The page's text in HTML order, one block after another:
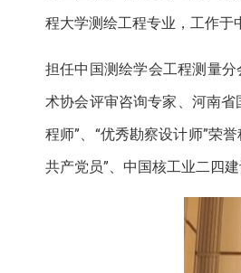
程大学测绘工程专业，工作
担任中国测绘学会工程测量
术协会评审咨询专家、河南
程师”、“优秀勘察设计师”荣
共产党员”、中国核工业二四